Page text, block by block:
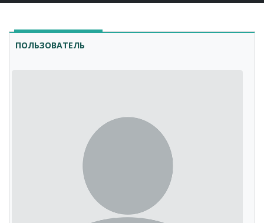
ПОЛЬЗОВАТЕЛЬ